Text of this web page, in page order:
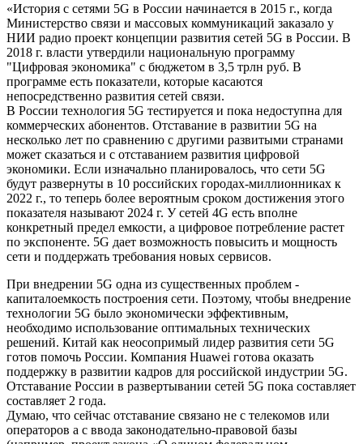
«История с сетями 5G в России начинается в 2015 г., когда
Министерство связи и массовых коммуникаций заказало у
НИИ радио проект концепции развития сетей 5G в России. В
2018 г. власти утвердили национальную программу
"Цифровая экономика" с бюджетом в 3,5 трлн руб. В
программе есть показатели, которые касаются
непосредственно развития сетей связи.
В России технология 5G тестируется и пока недоступна для
коммерческих абонентов. Отставание в развитии 5G на
несколько лет по сравнению с другими развитыми странами
может сказаться и с отставанием развития цифровой
экономики. Если изначально планировалось, что сети 5G
будут развернуты в 10 российских городах-миллионниках к
2022 г., то теперь более вероятным сроком достижения этого
показателя называют 2024 г. У сетей 4G есть вполне
конкретный предел емкости, а цифровое потребление растет
по экспоненте. 5G дает возможность повысить и мощность
сети и поддержать требования новых сервисов.
При внедрении 5G одна из существенных проблем -
капиталоемкость построения сети. Поэтому, чтобы внедрение
технологии 5G было экономически эффективным,
необходимо использование оптимальных технических
решений. Китай как неосопримый лидер развития сети 5G
готов помочь России. Компания Huawei готова оказать
поддержку в развитии кадров для российской индустрии 5G.
Отставание России в развертывании сетей 5G пока составляет
составляет 2 года.
Думаю, что сейчас отставание связано не с телекомов или
операторов а с ввода законодательно-правовой базы